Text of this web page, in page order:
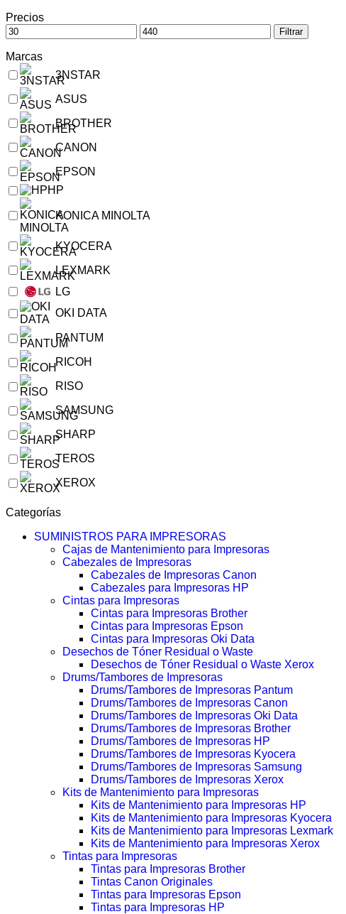
Precios
Filtrar
Marcas
3NSTAR
ASUS
BROTHER
CANON
EPSON
HP
KONICA MINOLTA
KYOCERA
LEXMARK
LG
OKI DATA
PANTUM
RICOH
RISO
SAMSUNG
SHARP
TEROS
XEROX
Categorías
SUMINISTROS PARA IMPRESORAS
Cajas de Mantenimiento para Impresoras
Cabezales de Impresoras
Cabezales de Impresoras Canon
Cabezales para Impresoras HP
Cintas para Impresoras
Cintas para Impresoras Brother
Cintas para Impresoras Epson
Cintas para Impresoras Oki Data
Desechos de Tóner Residual o Waste
Desechos de Tóner Residual o Waste Xerox
Drums/Tambores de Impresoras
Drums/Tambores de Impresoras Pantum
Drums/Tambores de Impresoras Canon
Drums/Tambores de Impresoras Oki Data
Drums/Tambores de Impresoras Brother
Drums/Tambores de Impresoras HP
Drums/Tambores de Impresoras Kyocera
Drums/Tambores de Impresoras Samsung
Drums/Tambores de Impresoras Xerox
Kits de Mantenimiento para Impresoras
Kits de Mantenimiento para Impresoras HP
Kits de Mantenimiento para Impresoras Kyocera
Kits de Mantenimiento para Impresoras Lexmark
Kits de Mantenimiento para Impresoras Xerox
Tintas para Impresoras
Tintas para Impresoras Brother
Tintas Canon Originales
Tintas para Impresoras Epson
Tintas para Impresoras HP